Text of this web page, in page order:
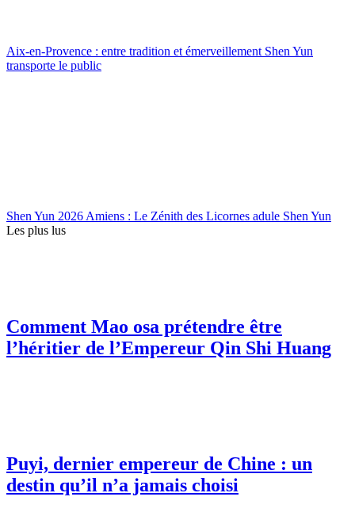
Aix-en-Provence : entre tradition et émerveillement Shen Yun
transporte le public
Shen Yun 2026 Amiens : Le Zénith des Licornes adule Shen Yun
Les plus lus
Comment Mao osa prétendre être
l’héritier de l’Empereur Qin Shi Huang
Puyi, dernier empereur de Chine : un
destin qu’il n’a jamais choisi